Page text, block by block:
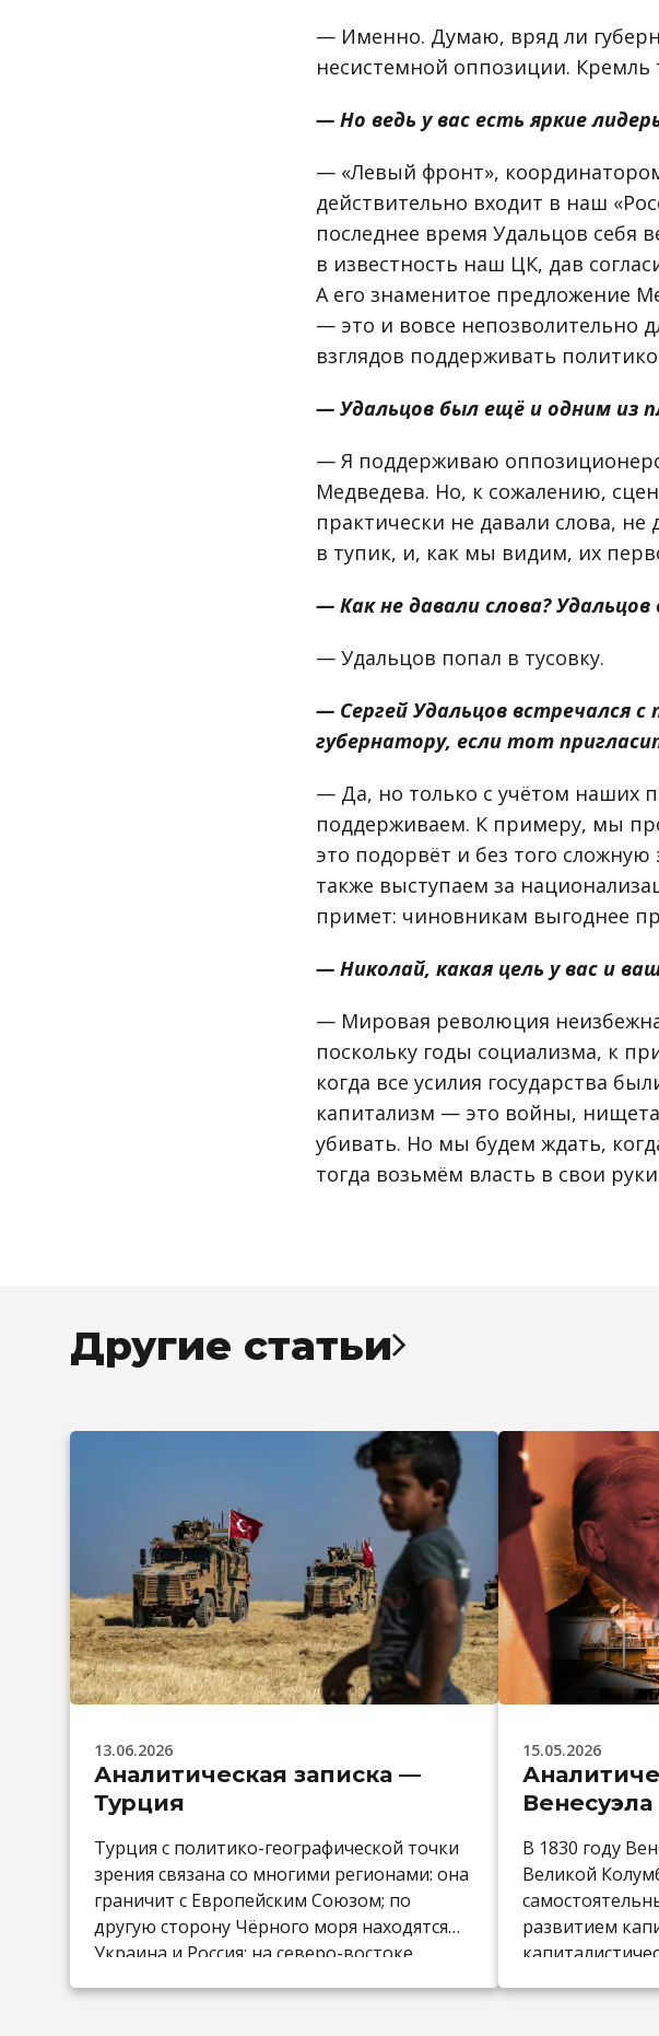
— Именно. Думаю, вряд ли
несистемной оппозиции. Кремль
— Но ведь у вас есть яркие
— «Левый фронт»,
действительно входит в наш
последнее время Удальцов себя
в известность наш ЦК, дав
А его знаменитое предложение
— это и вовсе непозволительно
взглядов поддерживать
— Удальцов был ещё и одним из
— Я поддерживаю
Медведева. Но, к сожалению,
практически не давали слова,
в тупик, и, как мы видим, их
— Как не давали слова?
— Удальцов попал в тусовку.
— Сергей Удальцов встречался
губернатору, если тот
— Да, но только с учётом наших
поддерживаем. К примеру, мы
это подорвёт и без того
также выступаем за
примет: чиновникам выгоднее
— Николай, какая цель у вас и
— Мировая революция
поскольку годы социализма, к
когда все усилия государства
капитализм — это войны,
убивать. Но мы будем ждать,
тогда возьмём власть в свои
Другие статьи
13.06.2026
Аналитическая записка —
Турция
Турция с политико-географической точки
зрения связана со многими регионами: она
граничит с Европейским Союзом; по
другую сторону Чёрного моря находятся
Украина и Россия; на северо-востоке
15.05.2026
Венесуэла
В 1830 году
Великой
развитием